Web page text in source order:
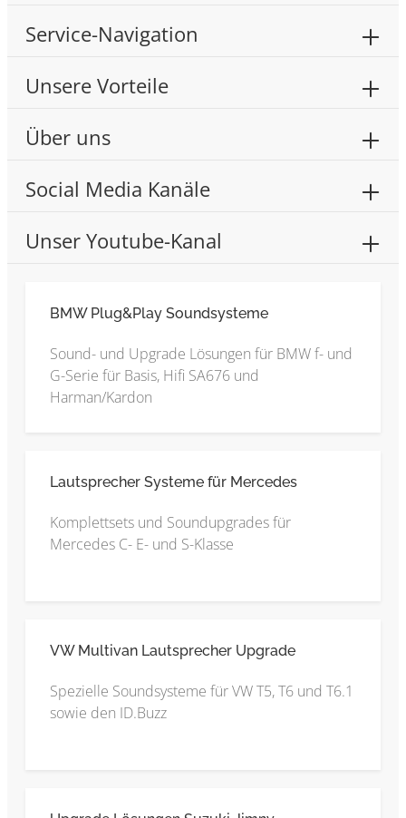
Service-Navigation
Unsere Vorteile
Über uns
Social Media Kanäle
Unser Youtube-Kanal
BMW Plug&Play Soundsysteme
Sound- und Upgrade Lösungen für BMW f- und
G-Serie für Basis, Hifi SA676 und
Harman/Kardon
Lautsprecher Systeme für Mercedes
Komplettsets und Soundupgrades für
Mercedes C- E- und S-Klasse
VW Multivan Lautsprecher Upgrade
Spezielle Soundsysteme für VW T5, T6 und T6.1
sowie den ID.Buzz